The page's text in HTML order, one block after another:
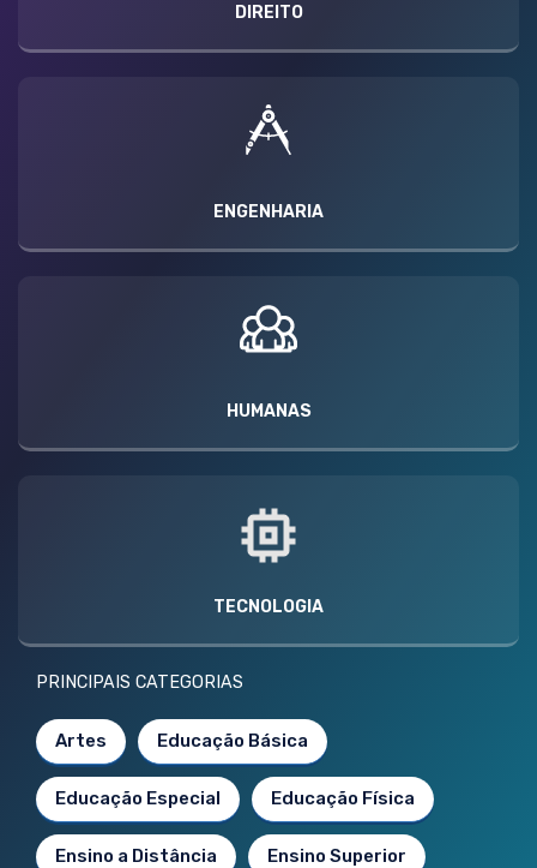
DIREITO
ENGENHARIA
HUMANAS
TECNOLOGIA
PRINCIPAIS CATEGORIAS
Artes Educação Básica
Educação Especial Educação Física
Ensino a Distância Ensino Superior